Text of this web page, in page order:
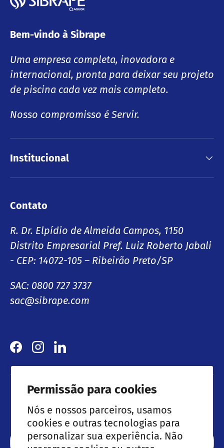
Permissão para cookies
Nós e nossos parceiros, usamos
cookies e outras tecnologias para
personalizar sua experiência. Não
Bem-vindo à Sibrape
Uma empresa completa, inovadora e
internacional, pronta para deixar seu projeto
de piscina cada vez mais completo.
Nosso compromisso é Servir.
Institucional
Contato
R. Dr. Elpídio de Almeida Campos, 1150
Distrito Empresarial Pref. Luiz Roberto Jabali
- CEP: 14072-105 – Ribeirão Preto/SP
SAC: 0800 727 3737
sac@sibrape.com
Facebook
InstagramLinkedIn
Lançamentos & Ofertas especiais
Email